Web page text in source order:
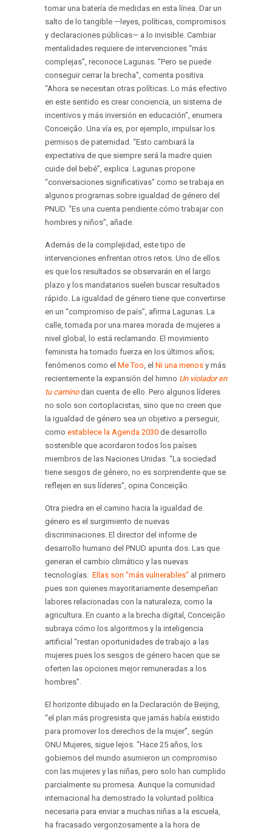
tomar una batería de medidas en esta línea. Dar un
salto de lo tangible —leyes, políticas, compromisos
y declaraciones públicas— a lo invisible. Cambiar
mentalidades requiere de intervenciones “más
complejas”, reconoce Lagunas. “Pero se puede
conseguir cerrar la brecha”, comenta positiva.
“Ahora se necesitan otras políticas. Lo más efectivo
en este sentido es crear conciencia, un sistema de
incentivos y más inversión en educación”, enumera
Conceição. Una vía es, por ejemplo, impulsar los
permisos de paternidad. “Esto cambiará la
expectativa de que siempre será la madre quien
cuide del bebé”, explica. Lagunas propone
“conversaciones significativas” como se trabaja en
algunos programas sobre igualdad de género del
PNUD. “Es una cuenta pendiente cómo trabajar con
hombres y niños”, añade.
Además de la complejidad, este tipo de
intervenciones enfrentan otros retos. Uno de ellos
es que los resultados se observarán en el largo
plazo y los mandatarios suelen buscar resultados
rápido. La igualdad de género tiene que convertirse
en un “compromiso de país”, afirma Lagunas. La
calle, tomada por una marea morada de mujeres a
nivel global, lo está reclamando. El movimiento
feminista ha tomado fuerza en los últimos años;
fenómenos como el Me Too, el Ni una menos y más
recientemente la expansión del himno Un violador en
tu caminodan cuenta de ello. Pero algunos líderes
no solo son cortoplacistas, sino que no creen que
la igualdad de género sea un objetivo a perseguir,
como establece la Agenda 2030 de desarrollo
sostenible que acordaron todos los países
miembros de las Naciones Unidas. “La sociedad
tiene sesgos de género, no es sorprendente que se
reflejen en sus líderes”, opina Conceição.
Otra piedra en el camino hacia la igualdad de
género es el surgimiento de nuevas
discriminaciones. El director del informe de
desarrollo humano del PNUD apunta dos. Las que
generan el cambio climático y las nuevas
tecnologías. Ellas son “más vulnerables” al primero
pues son quienes mayoritariamente desempeñan
labores relacionadas con la naturaleza, como la
agricultura. En cuanto a la brecha digital, Conceição
subraya cómo los algoritmos y la inteligencia
artificial “restan oportunidades de trabajo a las
mujeres pues los sesgos de género hacen que se
oferten las opciones mejor remuneradas a los
hombres”.
El horizonte dibujado en la Declaración de Beijing,
“el plan más progresista que jamás había existido
para promover los derechos de la mujer”, según
ONU Mujeres, sigue lejos. “Hace 25 años, los
gobiernos del mundo asumieron un compromiso
con las mujeres y las niñas, pero solo han cumplido
parcialmente su promesa. Aunque la comunidad
internacional ha demostrado la voluntad política
necesaria para enviar a muchas niñas a la escuela,
ha fracasado vergonzosamente a la hora de